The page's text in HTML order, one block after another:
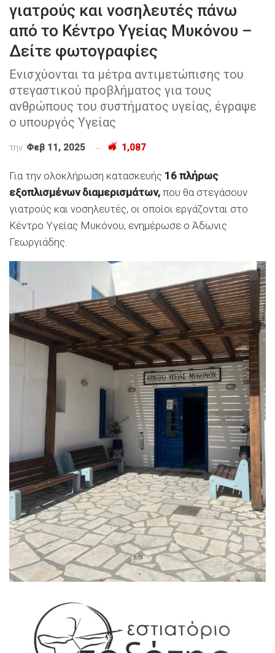
γιατρούς και νοσηλευτές πάνω
από το Κέντρο Υγείας Μυκόνου –
Δείτε φωτογραφίες
Ενισχύονται τα μέτρα αντιμετώπισης του
στεγαστικού προβλήματος για τους
ανθρώπους του συστήματος υγείας, έγραψε
ο υπουργός Υγείας
την Φεβ 11, 2025 1,087
Για την ολοκλήρωση κατασκευής 16 πλήρως
εξοπλισμένων διαμερισμάτων, που θα στεγάσουν
γιατρούς και νοσηλευτές, οι οποίοι εργάζονται στο
Κέντρο Υγείας Μυκόνου, ενημέρωσε ο Άδωνις
Γεωργιάδης.